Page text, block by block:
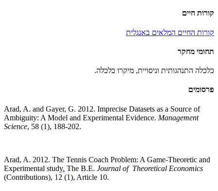
קורות חיים
קורות החיים המלאים באנגלית
תחומי מחקר
כלכלה התנהגותית וניסויית, מיקרו כלכלה.
פרסומים
Arad, A. and Gayer, G. 2012. Imprecise Datasets as a Source of
Ambiguity: A Model and Experimental Evidence. Management
Science, 58 (1), 188-202.
Arad, A. 2012. The Tennis Coach Problem: A Game-Theoretic and
Experimental study. The B.E. Journal of Theoretical Economics
(Contributions), 12 (1), Article 10.